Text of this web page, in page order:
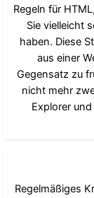
Regeln für
Sie vielleicht
haben. Diese
aus einer
Gegensatz zu
nicht mehr
Explorer
Regelmäßiges